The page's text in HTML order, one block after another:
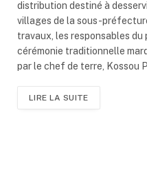
distribution destiné à
villages de la sous-
travaux, les responsables
cérémonie traditionnelle
par le chef de terre, Kossou
LIRE LA SUITE